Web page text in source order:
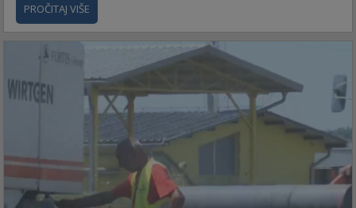
PROČITAJ VIŠE